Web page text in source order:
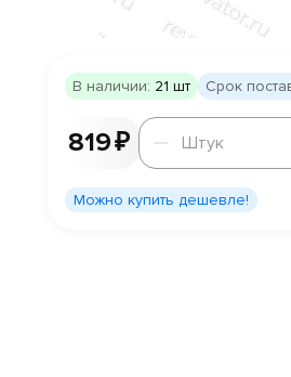
В наличии: 21 шт Срок
819 ₽
Штук
Штук
Можно купить дешевле!